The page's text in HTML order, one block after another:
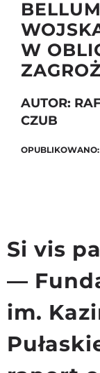
W
AUTOR:
CZUB
Si vis
—
im.